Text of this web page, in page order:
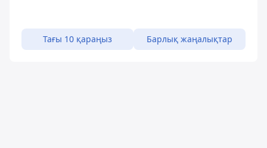
Тағы 10 қараңыз Барлық жаңалықтар